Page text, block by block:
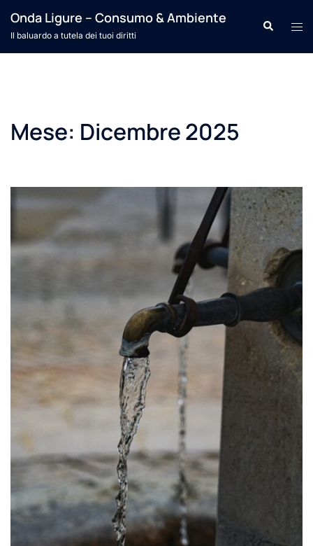
Onda Ligure – Consumo & Ambiente
Il baluardo a tutela dei tuoi diritti
Cerca
Mese: Dicembre 2025